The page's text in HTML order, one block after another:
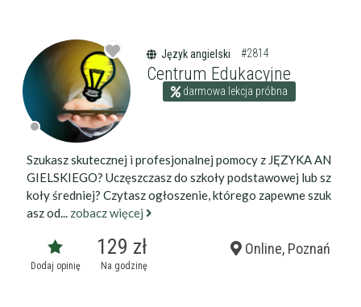
Płeć korepetytora
bez znaczenia
kobieta
mężczyzna
Język angielski #2814
Centrum Edukacyjne
darmowa lekcja próbna
Szukasz skutecznej i profesjonalnej pomocy z JĘZYKA AN
GIELSKIEGO? Uczęszczasz do szkoły podstawowej lub sz
koły średniej? Czytasz ogłoszenie, którego zapewne szuk
asz od... zobacz więcej
Dodaj opinię
129 zł
Na godzinę
Online, Poznań